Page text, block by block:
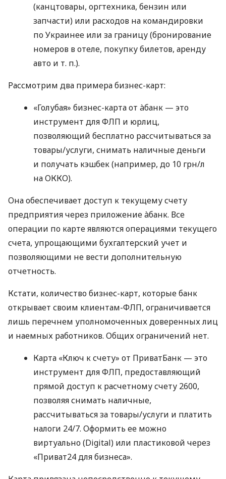
(канцтовары, оргтехника, бензин или
запчасти) или расходов на командировки
по Украинее или за границу (бронирование
номеров в отеле, покупку билетов, аренду
авто и т. п.).
Рассмотрим два примера бизнес-карт:
«Голубая» бизнес-карта от àбанк — это
инструмент для ФЛП и юрлиц,
позволяющий бесплатно рассчитываться за
товары/услуги, снимать наличные деньги
и получать кэшбек (например, до 10 грн/л
на ОККО).
Она обеспечивает доступ к текущему счету
предприятия через приложение àбанк. Все
операции по карте являются операциями текущего
счета, упрощающими бухгалтерский учет и
позволяющими не вести дополнительную
отчетность.
Кстати, количество бизнес-карт, которые банк
открывает своим клиентам-ФЛП, ограничивается
лишь перечнем уполномоченных доверенных лиц
и наемных работников. Общих ограничений нет.
Карта «Ключ к счету» от ПриватБанк — это
инструмент для ФЛП, предоставляющий
прямой доступ к расчетному счету 2600,
позволяя снимать наличные,
рассчитываться за товары/услуги и платить
налоги 24/7. Оформить ее можно
виртуально (Digital) или пластиковой через
«Приват24 для бизнеса».